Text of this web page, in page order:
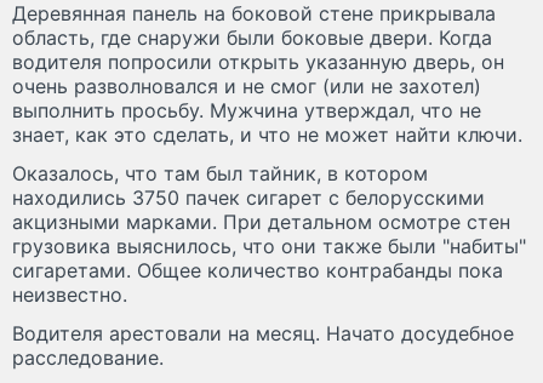
Деревянная панель на боковой стене прикрывала
область, где снаружи были боковые двери. Когда
водителя попросили открыть указанную дверь, он
очень разволновался и не смог (или не захотел)
выполнить просьбу. Мужчина утверждал, что не
знает, как это сделать, и что не может найти ключи.
Оказалось, что там был тайник, в котором
находились 3750 пачек сигарет с белорусскими
акцизными марками. При детальном осмотре стен
грузовика выяснилось, что они также были "набиты"
сигаретами. Общее количество контрабанды пока
неизвестно.
Водителя арестовали на месяц. Начато досудебное
расследование.